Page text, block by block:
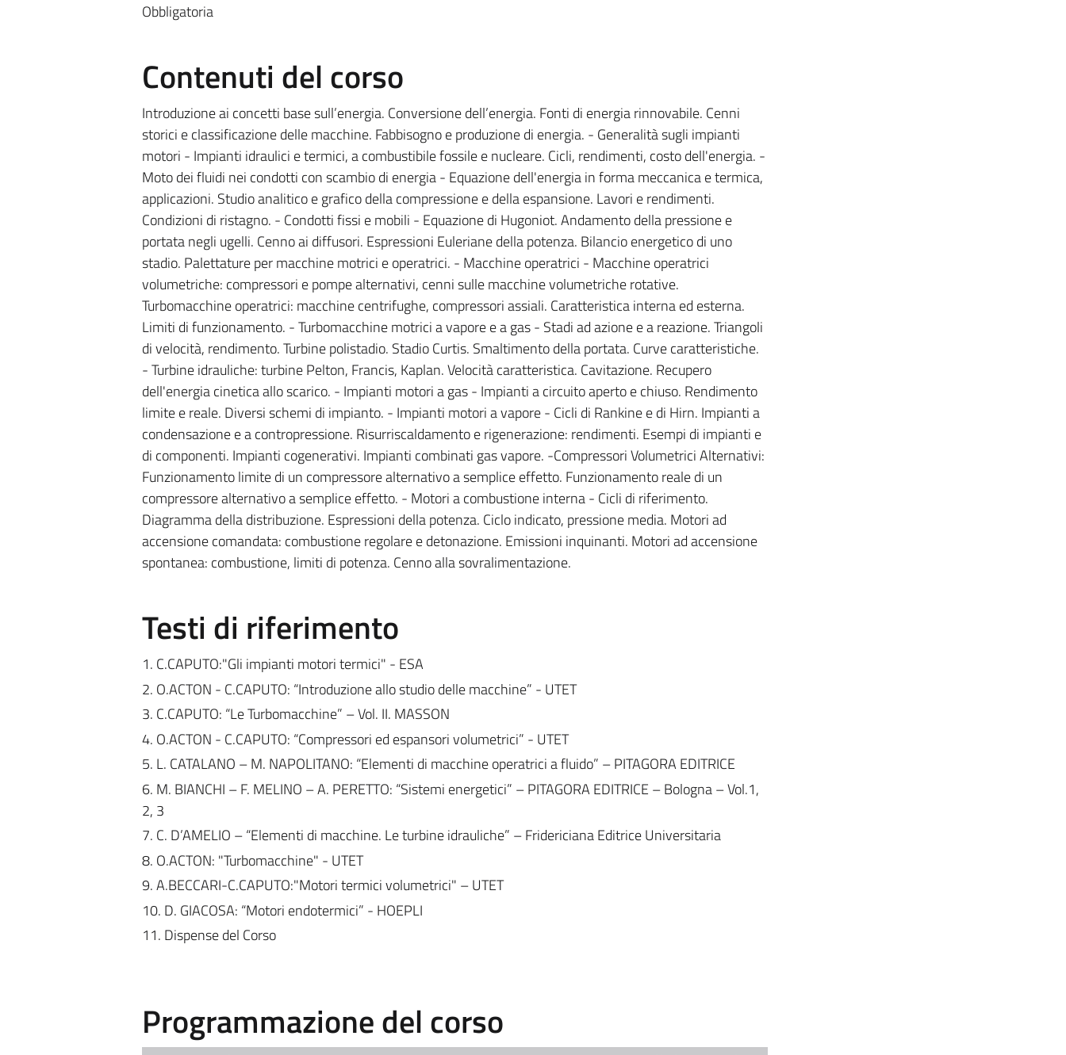
Obbligatoria
Contenuti del corso
Introduzione ai concetti base sull’energia. Conversione dell’energia. Fonti di energia rinnovabile. Cenni
storici e classificazione delle macchine. Fabbisogno e produzione di energia. - Generalità sugli impianti
motori - Impianti idraulici e termici, a combustibile fossile e nucleare. Cicli, rendimenti, costo dell'energia. -
Moto dei fluidi nei condotti con scambio di energia - Equazione dell'energia in forma meccanica e termica,
applicazioni. Studio analitico e grafico della compressione e della espansione. Lavori e rendimenti.
Condizioni di ristagno. - Condotti fissi e mobili - Equazione di Hugoniot. Andamento della pressione e
portata negli ugelli. Cenno ai diffusori. Espressioni Euleriane della potenza. Bilancio energetico di uno
stadio. Palettature per macchine motrici e operatrici. - Macchine operatrici - Macchine operatrici
volumetriche: compressori e pompe alternativi, cenni sulle macchine volumetriche rotative.
Turbomacchine operatrici: macchine centrifughe, compressori assiali. Caratteristica interna ed esterna.
Limiti di funzionamento. - Turbomacchine motrici a vapore e a gas - Stadi ad azione e a reazione. Triangoli
di velocità, rendimento. Turbine polistadio. Stadio Curtis. Smaltimento della portata. Curve caratteristiche.
- Turbine idrauliche: turbine Pelton, Francis, Kaplan. Velocità caratteristica. Cavitazione. Recupero
dell'energia cinetica allo scarico. - Impianti motori a gas - Impianti a circuito aperto e chiuso. Rendimento
limite e reale. Diversi schemi di impianto. - Impianti motori a vapore - Cicli di Rankine e di Hirn. Impianti a
condensazione e a contropressione. Risurriscaldamento e rigenerazione: rendimenti. Esempi di impianti e
di componenti. Impianti cogenerativi. Impianti combinati gas vapore. -Compressori Volumetrici Alternativi:
Funzionamento limite di un compressore alternativo a semplice effetto. Funzionamento reale di un
compressore alternativo a semplice effetto. - Motori a combustione interna - Cicli di riferimento.
Diagramma della distribuzione. Espressioni della potenza. Ciclo indicato, pressione media. Motori ad
accensione comandata: combustione regolare e detonazione. Emissioni inquinanti. Motori ad accensione
spontanea: combustione, limiti di potenza. Cenno alla sovralimentazione.
Testi di riferimento
1. C.CAPUTO:"Gli impianti motori termici" - ESA
2. O.ACTON - C.CAPUTO: “Introduzione allo studio delle macchine” - UTET
3. C.CAPUTO: “Le Turbomacchine” – Vol. II. MASSON
4. O.ACTON - C.CAPUTO: “Compressori ed espansori volumetrici” - UTET
5. L. CATALANO – M. NAPOLITANO: “Elementi di macchine operatrici a fluido” – PITAGORA EDITRICE
6. M. BIANCHI – F. MELINO – A. PERETTO: “Sistemi energetici” – PITAGORA EDITRICE – Bologna – Vol.1,
2, 3
7. C. D’AMELIO – “Elementi di macchine. Le turbine idrauliche” – Fridericiana Editrice Universitaria
8. O.ACTON: "Turbomacchine" - UTET
9. A.BECCARI-C.CAPUTO:"Motori termici volumetrici" – UTET
10. D. GIACOSA: “Motori endotermici” - HOEPLI
11. Dispense del Corso
Programmazione del corso